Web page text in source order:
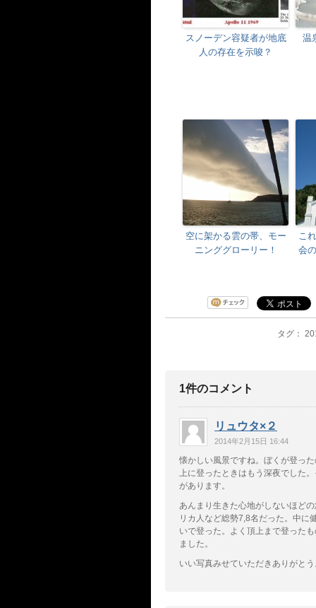
スノーデン容疑者が地底
人の存在を示唆？
温
空に架かる雲の帯、モー
ニンググローリー！
こ
会
タグ：
1件のコメント
リュウタ×２
2014年2月15日 16:44
懐かしい風景ですね。ぼくが登っ
上に登ったときはもう深夜でした
があります。
あんまり生きた心地がしないほど
リカ人など総勢7,8名だった。中に
いで登った。よく頂上まで登った
ました。
いい写真みせていただきありがと